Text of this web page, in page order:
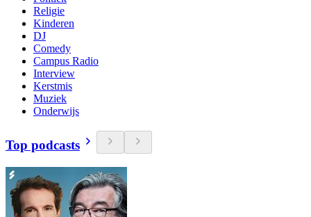
Religie
Kinderen
DJ
Comedy
Campus Radio
Interview
Kerstmis
Muziek
Onderwijs
Top podcasts